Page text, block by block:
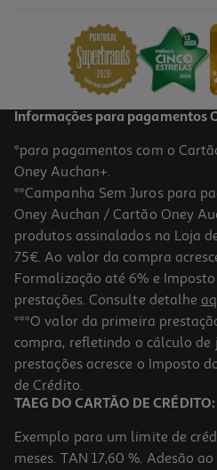
29,99 €
Ferro A Vapor Braun Freestyle 5
69.99 €/un
69,99 €
Informações para pagamentos
*para pagamentos com o
Oney Auchan+.
**Campanha Sem Juros para
Oney Auchan / Cartão Oney
produtos assinalados na Loja
75€. Ao valor da compra
Formalização até 6% e
prestações. Consulte detalhe
***O valor da primeira
compra, refletindo o cálculo
prestações acresce o Imposto
de Crédito.
TAEG DO CARTÃO DE
Exemplo para um limite de
meses. TAN 17,60 %. Adesão